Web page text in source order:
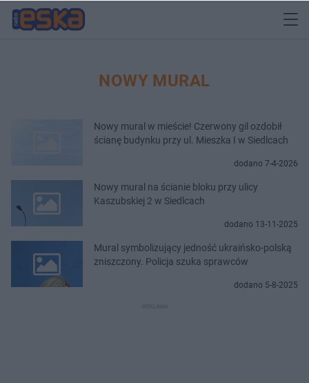
NOWY MURAL
Nowy mural w mieście! Czerwony gil ozdobił
ścianę budynku przy ul. Mieszka I w Siedlcach
dodano 7-4-2026
Nowy mural na ścianie bloku przy ulicy
Kaszubskiej 2 w Siedlcach
dodano 13-11-2025
Mural symbolizujący jedność ukraińsko-polską
zniszczony. Policja szuka sprawców
dodano 5-8-2025